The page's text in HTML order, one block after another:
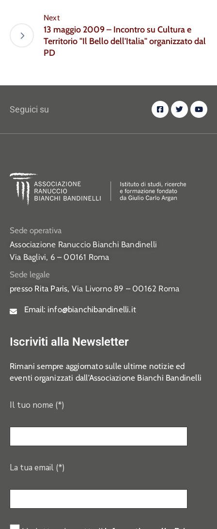
Next
13 maggio 2009 – Incontro su Cultura e
Territorio "Il Bello dell'Italia" organizzato dal
PD
Seguici su
Sede operativa
Associazione Ranuccio Bianchi Bandinelli
Via Baglivi, 6 – 00161 Roma
Sede legale
presso Rita Paris, Via Livorno 89 – 00162 Roma
Email: info@bianchibandinelli.it
Iscriviti alla Newsletter
Rimani sempre aggiornato sulle ultime notizie ed
eventi organizzati dall’Associazione Bianchi Bandinelli
Il tuo nome (*)
La tua email (*)